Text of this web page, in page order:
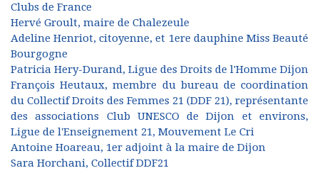
Clubs de France
Hervé Groult, maire de Chalezeule
Adeline Henriot, citoyenne, et 1ere dauphine Miss Beauté
Bourgogne
Patricia Hery-Durand, Ligue des Droits de l'Homme Dijon
François Heutaux, membre du bureau de coordination
du Collectif Droits des Femmes 21 (DDF 21), représentante
des associations Club UNESCO de Dijon et environs,
Ligue de l'Enseignement 21, Mouvement Le Cri
Antoine Hoareau, 1er adjoint à la maire de Dijon
Sara Horchani, Collectif DDF21